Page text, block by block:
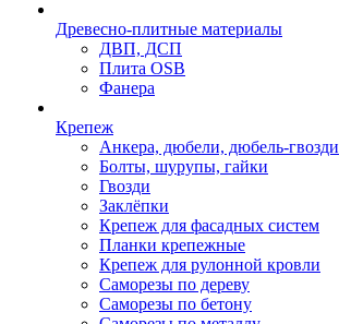
Древесно-плитные материалы
ДВП, ДСП
Плита OSB
Фанера
Крепеж
Анкера, дюбели, дюбель-гвозди
Болты, шурупы, гайки
Гвозди
Заклёпки
Крепеж для фасадных систем
Планки крепежные
Крепеж для рулонной кровли
Саморезы по дереву
Саморезы по бетону